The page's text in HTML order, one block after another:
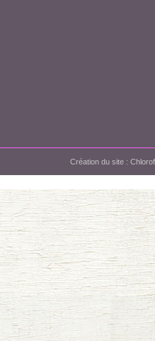
Création du site :